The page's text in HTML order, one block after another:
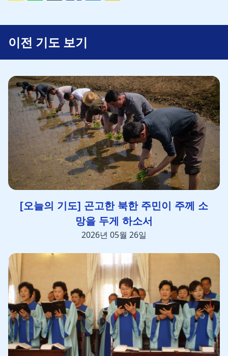
이전 기도 보기
[오늘의 기도] 곤고한 북한 주민이 주께 소
망을 두게 하소서
2026년 05월 26일